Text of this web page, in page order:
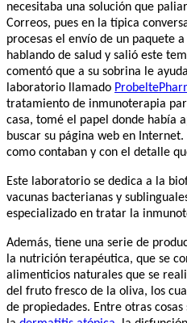
necesitaba una solución que
Correos, pues en la típica
procesas el envío de un paquete
hablando de salud y salió este
comentó que a su sobrina le
laboratorio llamado
tratamiento de inmunoterapia
casa, tomé el papel donde había
buscar su página web en
como contaban y con el detalle
Este laboratorio se dedica a la
vacunas bacterianas y
especializado en tratar la
Además, tiene una serie de
la nutrición terapéutica, que se
alimenticios naturales que se
del fruto fresco de la oliva, los
de propiedades. Entre otras